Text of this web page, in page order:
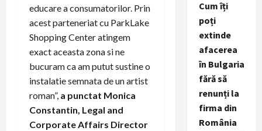
educare a consumatorilor. Prin
acest parteneriat cu ParkLake
Shopping Center atingem
exact aceasta zona si ne
bucuram ca am putut sustine o
instalatie semnata de un artist
roman”, a punctat Monica
Constantin, Legal and
Corporate Affairs Director
Cum îți
poți
extinde
afacerea
în Bulgaria
fără să
renunți la
firma din
România